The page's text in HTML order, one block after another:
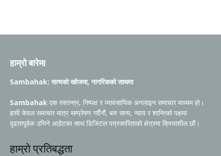
हाम्रो बारेमा
Sambahak: सत्यको खोजमा, नागरिकको साथमा
Sambahak एक स्वतन्त्र, निष्पक्ष र व्यावसायिक अनलाइन समाचार माध्यम हो।
हामी केवल समाचार मात्र सम्प्रेषण गर्दैनौं, बरु सत्य, न्याय र शान्तिको पक्षमा
दृढतापूर्वक उभिने अठोटका साथ डिजिटल पत्रकारिताको क्षेत्रमा क्रियाशील छौं।
हाम्रो प्रतिबद्धता